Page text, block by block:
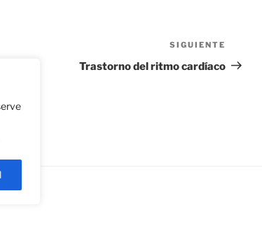
entrada
SIGUIENTE
Trastorno del ritmo cardíaco